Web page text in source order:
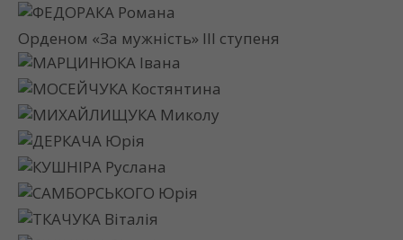
ФЕДОРАКА Романа
Орденом «За мужність» ІІІ ступеня
МАРЦИНЮКА Івана
МОСЕЙЧУКА Костянтина
МИХАЙЛИЩУКА Миколу
ДЕРКАЧА Юрія
КУШНІРА Руслана
САМБОРСЬКОГО Юрія
ТКАЧУКА Віталія